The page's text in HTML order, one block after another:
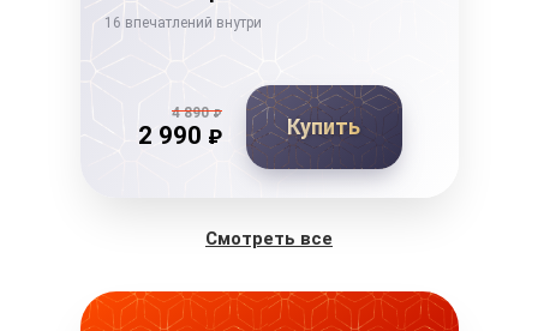
16 впечатлений внутри
4 890₽
2 990 ₽ Купить
Смотреть все